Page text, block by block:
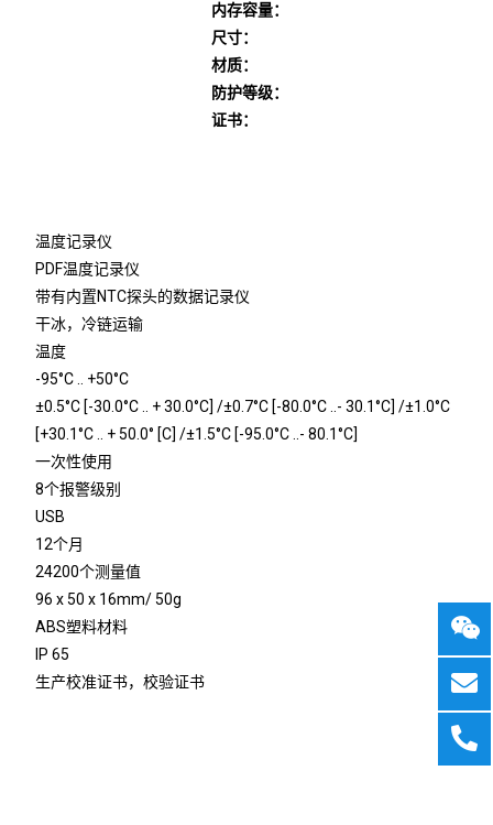
内存容量：
尺寸：
材质：
防护等级：
证书：
温度记录仪
PDF温度记录仪
带有内置NTC探头的数据记录仪
干冰，冷链运输
温度
-95°C .. +50°C
±0.5°C [-30.0°C .. + 30.0°C] /±0.7°C [-80.0°C ..- 30.1°C] /±1.0°C
[+30.1°C .. + 50.0° [C] /±1.5°C [-95.0°C ..- 80.1°C]
一次性使用
8个报警级别
USB
12个月
24200个测量值
96 x 50 x 16mm/ 50g
ABS塑料材料
IP 65
生产校准证书，校验证书